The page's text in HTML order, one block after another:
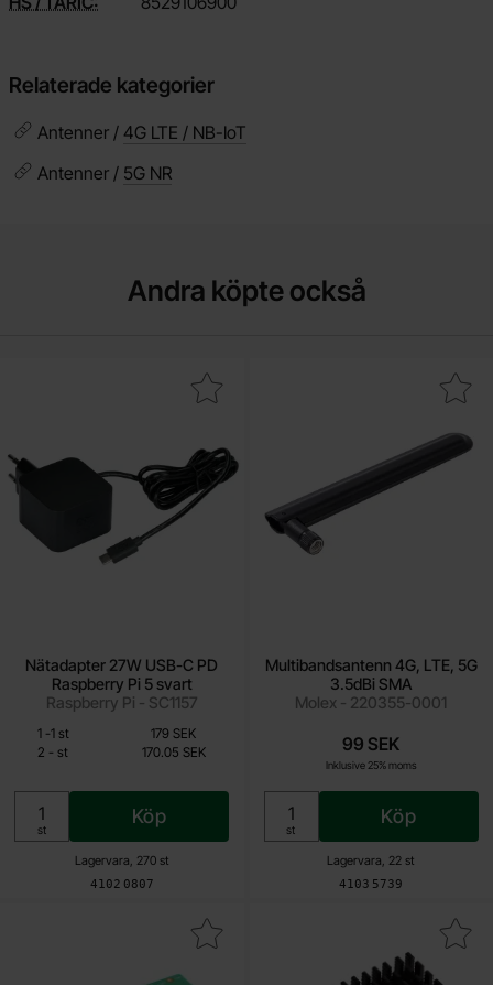
Relaterade kategorier
Antenner / 4G LTE / NB-IoT
Antenner / 5G NR
Andra köpte också
Nätadapter 27W USB-C PD
Raspberry Pi 5 svart
Raspberry Pi - SC1157
Art. nr
4102 0807
Lagervara, 270 st
170.05 SEK
Enhet:
st
Köp
nätadapter 27W USB-C PD Raspberry Pi 5 svart som favorit
Mängdrabatt
Antal Pris /st
1 -till
1 st
179 SEK
2 - till
st 170.05 SEK
Multibandsantenn 4G, LTE, 5G
3.5dBi SMA
Molex - 220355-0001
Art. nr
4103 5739
Lagervara, 22 st
99 SEK
Inklusive 25% moms
Enhet:
st
Köp
Makera multibandsantenn 4G,
raspberry Pi Compute Module 5 IO Board som favorit
Makera raspberry Pi Compute